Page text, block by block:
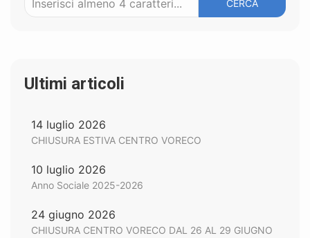
CERCA
Ultimi articoli
14 luglio 2026
CHIUSURA ESTIVA CENTRO VORECO
10 luglio 2026
Anno Sociale 2025-2026
24 giugno 2026
CHIUSURA CENTRO VORECO DAL 26 AL 29 GIUGNO